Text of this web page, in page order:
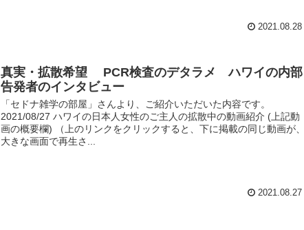
2021.08.28
真実・拡散希望 PCR検査のデタラメ ハワイの内部
告発者のインタビュー
「セドナ雑学の部屋」さんより、ご紹介いただいた内容です。
2021/08/27 ハワイの日本人女性のご主人の拡散中の動画紹介 (上記動
画の概要欄) （上のリンクをクリックすると、下に掲載の同じ動画が、
大きな画面で再生さ...
2021.08.27